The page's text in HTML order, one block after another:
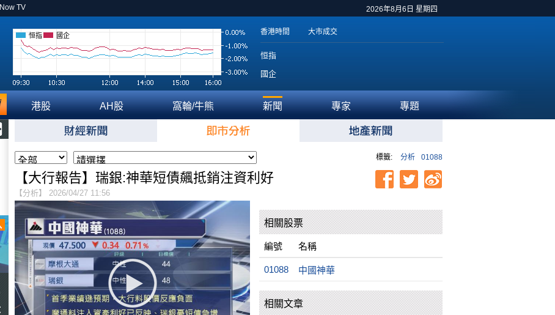
2026年8月6日 星期四
Now TV
恒指 國企 香港時間 大市成交
恒指
國企
港股 AH股 窩輪/牛熊 新聞 專家 專題
標籤: 分析 01088
【大行報告】瑞銀:神華短債飆抵銷注資利好
【分析】 2026/04/27 11:56
相關股票
編號 名稱
01088 中國神華
相關文章